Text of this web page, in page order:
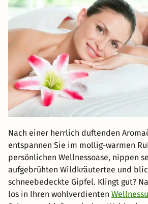
Nach einer herrlich duftenden
entspannen Sie im mollig-warmen
persönlichen Wellnessoase, nippen
aufgebrühten Wildkräutertee und
schneebedeckte Gipfel. Klingt gut?
los in Ihren wohlverdienten